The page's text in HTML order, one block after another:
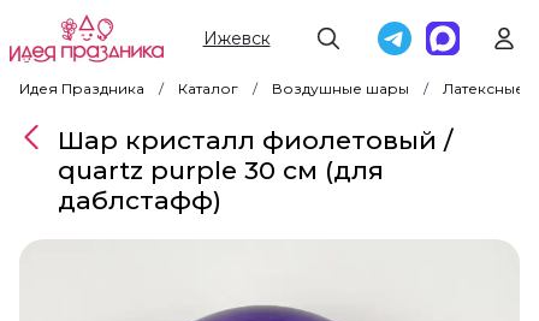
Ижевск
Идея Праздника Каталог Воздушные шары Латексные
Шар кристалл фиолетовый /
quartz purple 30 см (для
даблстафф)